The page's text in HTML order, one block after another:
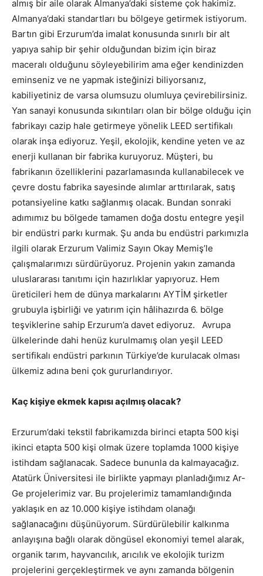
almış bir aile olarak Almanya’daki sisteme çok hakimiz.
Almanya’daki standartları bu bölgeye getirmek istiyorum.
Bartın gibi Erzurum’da imalat konusunda sınırlı bir alt
yapıya sahip bir şehir olduğundan bizim için biraz
maceralı olduğunu söyleyebilirim ama eğer kendinizden
eminseniz ve ne yapmak isteğinizi biliyorsanız,
kabiliyetiniz de varsa olumsuzu olumluya çevirebilirsiniz.
Yan sanayi konusunda sıkıntıları olan bir bölge olduğu için
fabrikayı cazip hale getirmeye yönelik LEED sertifikalı
olarak inşa ediyoruz. Yeşil, ekolojik, kendine yeten ve az
enerji kullanan bir fabrika kuruyoruz. Müşteri, bu
fabrikanın özelliklerini pazarlamasında kullanabilecek ve
çevre dostu fabrika sayesinde alımlar arttırılarak, satış
potansiyeline katkı sağlanmış olacak. Bundan sonraki
adımımız bu bölgede tamamen doğa dostu entegre yeşil
bir endüstri parkı kurmak. Şu anda bu endüstri parkımızla
ilgili olarak Erzurum Valimiz Sayın Okay Memiş’le
çalışmalarımızı sürdürüyoruz. Projenin yakın zamanda
uluslararası tanıtımı için hazırlıklar yapıyoruz. Hem
üreticileri hem de dünya markalarını AYTİM şirketler
grubuyla işbirliği ve yatırım için hâlihazırda 6. bölge
teşviklerine sahip Erzurum’a davet ediyoruz. Avrupa
ülkelerinde dahi henüz kurulmamış olan yeşil LEED
sertifikalı endüstri parkının Türkiye’de kurulacak olması
ülkemiz adına beni çok gururlandırıyor.
Kaç kişiye ekmek kapısı açılmış olacak?
Erzurum’daki tekstil fabrikamızda birinci etapta 500 kişi
ikinci etapta 500 kişi olmak üzere toplamda 1000 kişiye
istihdam sağlanacak. Sadece bununla da kalmayacağız.
Atatürk Üniversitesi ile birlikte yapmayı planladığımız Ar-
Ge projelerimiz var. Bu projelerimiz tamamlandığında
yaklaşık en az 10.000 kişiye istihdam olanağı
sağlanacağını düşünüyorum. Sürdürülebilir kalkınma
anlayışına bağlı olarak döngüsel ekonomiyi temel alarak,
organik tarım, hayvancılık, arıcılık ve ekolojik turizm
projelerini gerçekleştirmek ve aynı zamanda bölgenin